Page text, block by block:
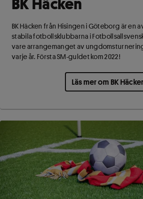
BK Häcken
BK Häcken från Hisingen i Göteborg är en
stabila fotbollsklubbarna i
vare arrangemanget av
varje år. Första SM-guldet kom 2022!
Läs mer om BK